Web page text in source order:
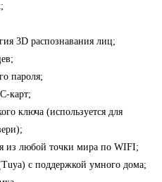
3D распознавания лиц;
пароля;
карт;
ключа (используется для
из любой точки мира по WIFI;
с поддержкой умного дома;